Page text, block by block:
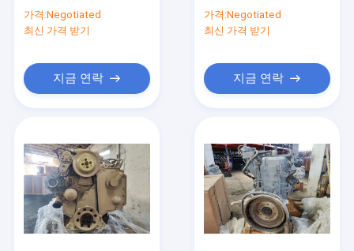
엔진 조립
가격:Negotiated
최신 가격 받기
지금 연락
가격:Negotiated
최신 가격 받기
지금 연락